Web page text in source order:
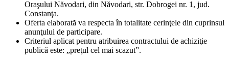
Oraşului Năvodari, din Năvodari, str. Dobrogei nr. 1, jud.
Constanţa.
Oferta elaborată va respecta în totalitate cerinţele din cuprinsul
anunţului de participare.
Criteriul aplicat pentru atribuirea contractului de achiziţie
publică este: „preţul cel mai scazut”.